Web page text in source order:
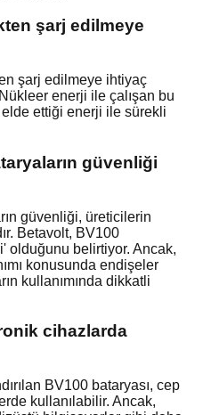
şarj edilmeye
şarj edilmeye ihtiyaç
enerji ile çalışan bu
ettiği enerji ile sürekli
güvenliği
güvenliği, üreticilerin
Betavolt, BV100
olduğunu belirtiyor. Ancak,
konusunda endişeler
kullanımında dikkatli
cihazlarda
BV100 bataryası, cep
kullanılabilir. Ancak,